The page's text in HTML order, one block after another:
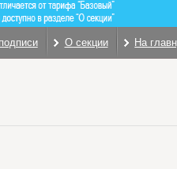
О секции На